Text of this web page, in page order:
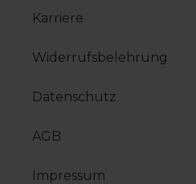
Karriere
Widerrufsbelehrung
Datenschutz
AGB
Impressum